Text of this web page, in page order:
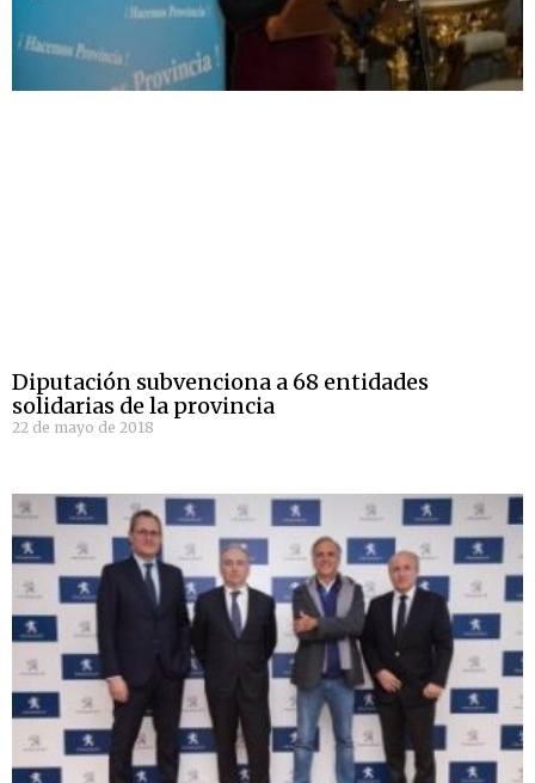
Diputación subvenciona a 68 entidades
solidarias de la provincia
22 de mayo de 2018